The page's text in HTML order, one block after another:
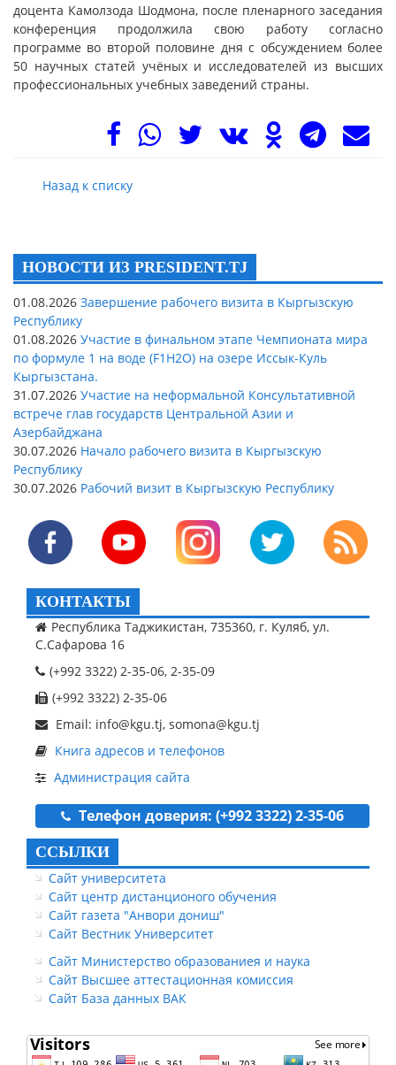
доцента Камолзода Шодмона, после пленарного заседания
конференция продолжила свою работу согласно
программе во второй половине дня с обсуждением более
50 научных статей учёных и исследователей из высших
профессиональных учебных заведений страны.
Назад к списку
НОВОСТИ ИЗ PRESIDENT.TJ
01.08.2026 Завершение рабочего визита в Кыргызскую
Республику
01.08.2026 Участие в финальном этапе Чемпионата мира
по формуле 1 на воде (F1H2O) на озере Иссык-Куль
Кыргызстана.
31.07.2026 Участие на неформальной Консультативной
встрече глав государств Центральной Азии и
Азербайджана
30.07.2026 Начало рабочего визита в Кыргызскую
Республику
30.07.2026 Рабочий визит в Кыргызскую Республику
КОНТАКТЫ
Республика Таджикистан, 735360, г. Куляб, ул.
С.Сафарова 16
(+992 3322) 2-35-06, 2-35-09
(+992 3322) 2-35-06
Email: info@kgu.tj, somona@kgu.tj
Книга адресов и телефонов
Администрация сайта
Телефон доверия: (+992 3322) 2-35-06
ССЫЛКИ
Сайт университета
Сайт центр дистанционого обучения
Сайт газета "Анвори дониш"
Сайт Вестник Университет
Сайт Министерство образованиея и наука
Сайт Высшее аттестационная комиссия
Сайт База данных ВАК